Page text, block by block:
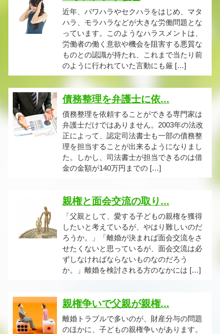
近年、パワハラやセクハラをはじめ、マタ
ハラ、モラハラなどが大きな労働問題とな
っています。このようなハラスメントは、
労働者の働く意欲や機会を阻害する悪質な
ものとの認識が持たれ、これまで当たり前
のように行われていた言動にも厳 […]
債務整理を弁護士に依...
債務整理を依頼することができる専門家は
弁護士だけではありません。2003年の法改
正によって、認定司法書士も一部の債務整
理を担当することが出来るようになりまし
た。しかし、司法書士が担当できるのは借
金の金額が140万円までの […]
親権と面会交流の取り...
「父親として、愛する子どもの親権を獲得
したいと考えているが、やはり難しいのだ
ろうか。」「離婚が決まれば面会交流をさ
せたくないと思っているが、面会交流は必
ずしなければならないものなのだろう
か。」離婚を検討される方のなかには […]
親権争いで父親が親権...
離婚トラブルで多いのが、財産分与の問題
のほかに、子どもの親権争いがあります。